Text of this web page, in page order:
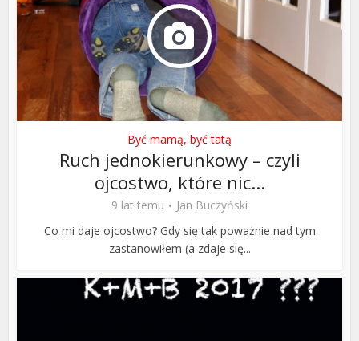
Być mamą, być tatą
Ruch jednokierunkowy – czyli
ojcostwo, które nic...
9 lat temu
Jan Buczyński
Co mi daje ojcostwo? Gdy się tak poważnie nad tym
zastanowiłem (a zdaje się...